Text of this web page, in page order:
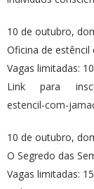
10 de outubro,
Oficina de estêncil
Vagas limitadas:
Link para
estencil-com-
10 de outubro,
O Segredo das
Vagas limitadas: